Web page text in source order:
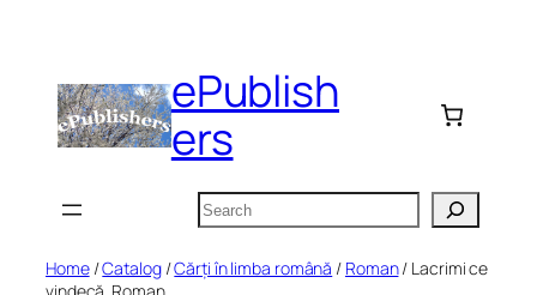
content
ePublish
ers
Search
Home/Catalog/Cărți în limba română / Roman/ Lacrimi ce